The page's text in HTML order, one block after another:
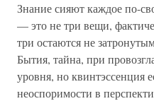
Знание сияют каждое по-
— это не три вещи,
три остаются не
Бытия, тайна, при
уровня, но квинтэссенция
неоспоримости в